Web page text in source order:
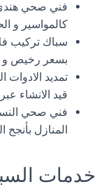
فني صحي هندي
كالمواسير و
سباك تركيب
بسعر رخيص و
تمديد الادوات
قيد الانشاء
فني صحي
المنازل بأنجح
خدمات